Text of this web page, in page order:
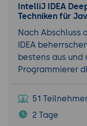
IntelliJ IDEA
Techniken für
Nach Abschluss
IDEA
bestens aus und
Programmierer
51
2 Tage